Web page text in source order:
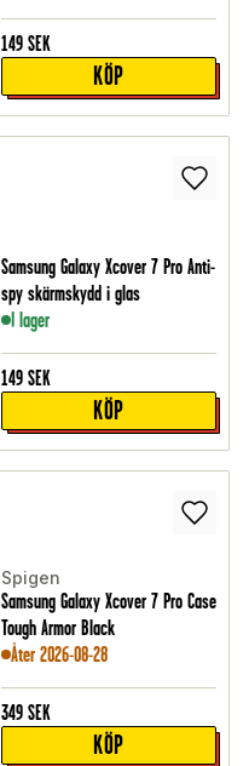
149 SEK
KÖP
Samsung Galaxy Xcover 7 Pro Anti-
spy skärmskydd i glas
I lager
149 SEK
KÖP
Spigen
Samsung Galaxy Xcover 7 Pro Case
Tough Armor Black
Åter 2026-08-28
349 SEK
KÖP